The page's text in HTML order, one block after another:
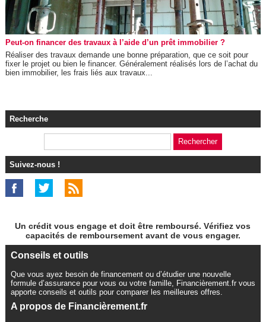
Peut-on financer des travaux à l’aide d’un prêt immobilier ?
Réaliser des travaux demande une bonne préparation, que ce soit pour
fixer le projet ou bien le financer. Généralement réalisés lors de l’achat du
bien immobilier, les frais liés aux travaux...
Recherche
Suivez-nous !
Un crédit vous engage et doit être remboursé. Vérifiez vos
capacités de remboursement avant de vous engager.
Conseils et outils
Que vous ayez besoin de financement ou d’étudier une nouvelle
formule d’assurance pour vous ou votre famille, Financièrement.fr vous
apporte conseils et outils pour comparer les meilleures offres.
A propos de Financièrement.fr